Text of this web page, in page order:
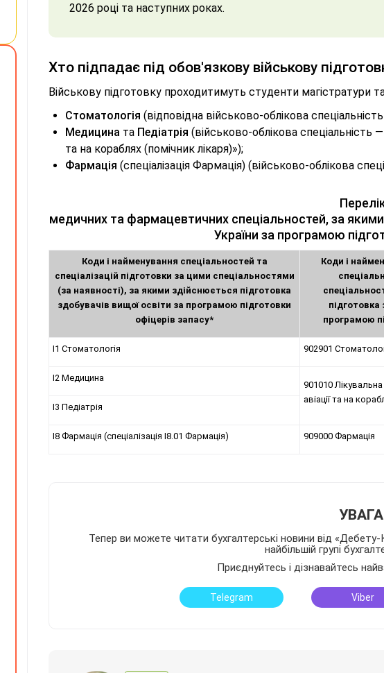
2026 році та наступних роках.
Хто підпадає під обов'язкову військову
Військову підготовку проходитимуть студенти магістратури
Стоматологія (відповідна військово-облікова
Медицина та Педіатрія (військово-облікова спеціальність
та на кораблях (помічник лікаря)»);
Фармація (спеціалізація Фармація) (військово-облікова
медичних та фармацевтичних спеціальностей, за
України за програмою
Коди і найменування спеціальностей та
спеціалізацій підготовки за цими спеціальностями
(за наявності), за якими здійснюється підготовка
здобувачів вищої освіти за програмою підготовки
офіцерів запасу*
Коди і
підготовка
програмою
I1 Стоматологія
902901
I2 Медицина
901010
авіації та на
I3 Педіатрія
I8 Фармація (спеціалізація I8.01 Фармація) 909000 Фармація
Тепер ви можете читати бухгалтерські новини від
найбільшій групі
Приєднуйтесь і дізнавайтесь
Telegram Viber